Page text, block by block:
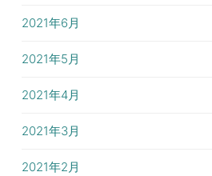
2021年6月
2021年5月
2021年4月
2021年3月
2021年2月